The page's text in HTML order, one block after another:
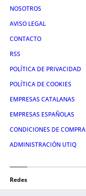
NOSOTROS
AVISO LEGAL
CONTACTO
RSS
POLÍTICA DE PRIVACIDAD
POLÍTICA DE COOKIES
EMPRESAS CATALANAS
EMPRESAS ESPAÑOLAS
CONDICIONES DE COMPRA
ADMINISTRACIÓN UTIQ
Redes